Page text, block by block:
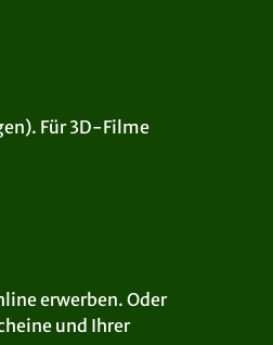
Für 3D-Filme
erwerben. Oder
und Ihrer